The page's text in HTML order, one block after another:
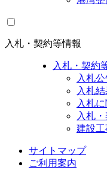
入札・契約等情報
入札・契約
入札
入札
入札
入札
建設
サイトマップ
ご利用案内